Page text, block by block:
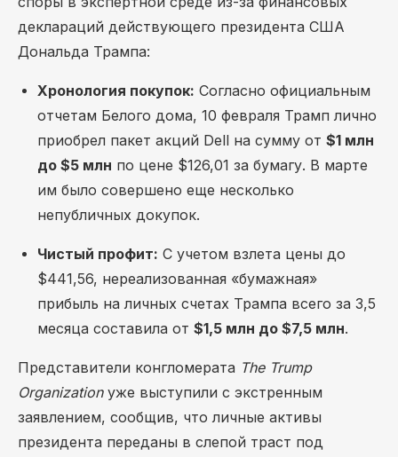
деклараций действующего президента США
Дональда Трампа:
Хронология покупок: Согласно официальным
отчетам Белого дома, 10 февраля Трамп лично
приобрел пакет акций Dell на сумму от $1 млн
до $5 млн по цене $126,01 за бумагу. В марте
им было совершено еще несколько
непубличных докупок.
Чистый профит: С учетом взлета цены до
$441,56, нереализованная «бумажная»
прибыль на личных счетах Трампа всего за 3,5
месяца составила от $1,5 млн до $7,5 млн.
Представители конгломерата The Trump
Organizationуже выступили с экстренным
заявлением, сообщив, что личные активы
президента переданы в слепой траст под